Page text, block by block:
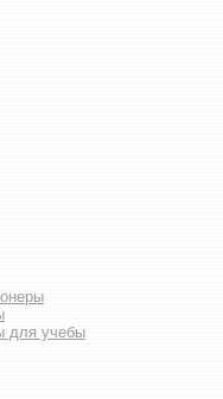
для учебы